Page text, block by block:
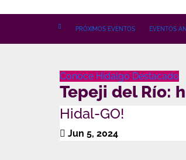
PRÓXIMOS EVENTOS EVENTOS
Conoce Hidalgo Destacado
Tepeji del Río:
Hidal-GO!
Jun 5, 2024